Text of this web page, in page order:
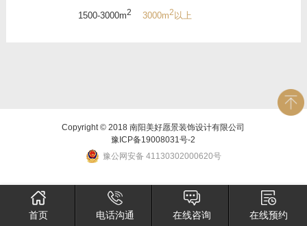
1500-3000m2 3000m2 以上
Copyright © 2018 南阳美好愿景装饰设计有限公司
豫ICP备19008031号-2
豫公网安备 41130302000620号
首页 电话沟通 在线咨询 在线预约
×